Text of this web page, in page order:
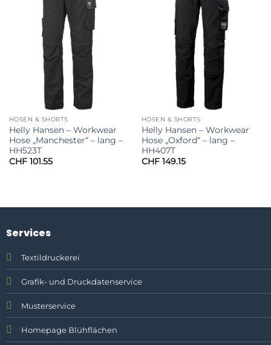
HOSEN & SHORTS
Helly Hansen – Workwear
Hose „Manchester“ – lang –
HH523T
CHF101.55
HOSEN & SHORTS
Helly Hansen – Workwear
Hose „Oxford“ – lang –
HH407T
CHF149.15
Services
Textildruckerei
Grafik- und Druckdatenservice
Musterservice
Homepage Blühflächen